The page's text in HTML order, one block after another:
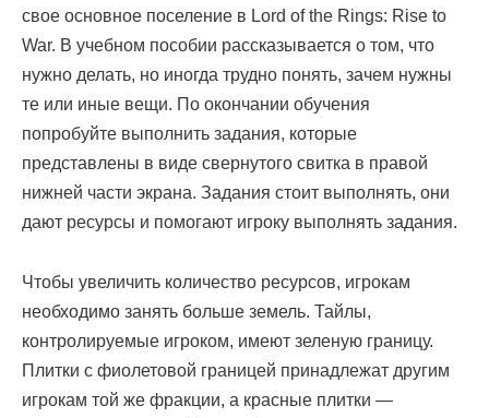
свое основное поселение в Lord of the Rings: Rise to
War. В учебном пособии рассказывается о том, что
нужно делать, но иногда трудно понять, зачем нужны
те или иные вещи. По окончании обучения
попробуйте выполнить задания, которые
представлены в виде свернутого свитка в правой
нижней части экрана. Задания стоит выполнять, они
дают ресурсы и помогают игроку выполнять задания.
Чтобы увеличить количество ресурсов, игрокам
необходимо занять больше земель. Тайлы,
контролируемые игроком, имеют зеленую границу.
Плитки с фиолетовой границей принадлежат другим
игрокам той же фракции, а красные плитки —